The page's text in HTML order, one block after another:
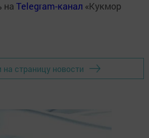
на Telegram-канал «Кукмор
на страницу новости